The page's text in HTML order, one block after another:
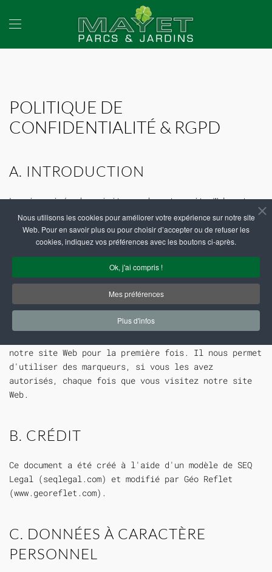
Accéder au contenu principal
POLITIQUE DE
CONFIDENTIALITÉ & RGPD
A. INTRODUCTION
La vie privée des visiteurs de notre site Web est
très importante pour nous, et nous sommes engagés à
la sauvegarder. Cette politique de confidentialité
explique quelles sont les informations personnelles
que nous recueillons et comment nous les utilisons,
divulguons, transférons et conservons.
Nous vous informons également sur le recueil de
votre consentement à l'utilisation de cookies
conformément aux termes de la présente politique.
notre site Web pour la première fois. Il nous permet
d'utiliser des marqueurs, si vous les avez
autorisés, chaque fois que vous visitez notre site
Web.
B. CRÉDIT
Ce document a été créé à l'aide d'un modèle de SEQ
Legal (seqlegal.com) et modifié par Géo Reflet
(www.georeflet.com).
C. DONNÉES À CARACTÈRE
PERSONNEL
Nous utilisons les cookies pour améliorer votre expérience sur notre site
Web. Pour en savoir plus ou pour choisir d’accepter ou de refuser les
cookies, indiquez vos préférences avec les boutons ci-après.
Ok, j'ai compris !
Mes préférences
Plus d'infos